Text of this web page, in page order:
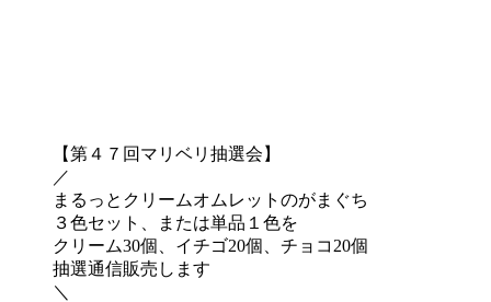
【第４７回マリベリ抽選会】
／
まるっとクリームオムレットのがまぐち
３色セット、または単品１色を
クリーム30個、イチゴ20個、チョコ20個
抽選通信販売します
＼